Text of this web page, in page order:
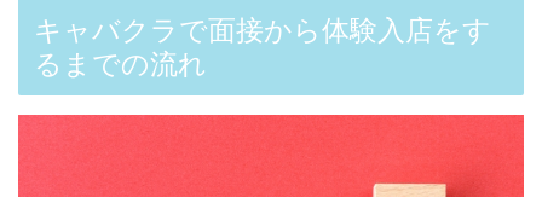
キャバクラで面接から体験入店をす
るまでの流れ